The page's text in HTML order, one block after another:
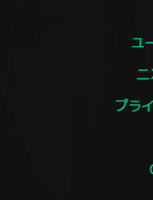
ユ
プラ